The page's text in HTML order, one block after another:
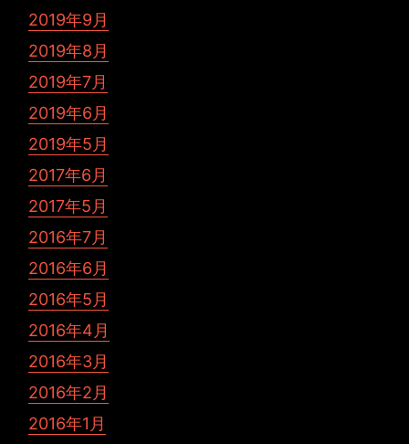
2019年9月
2019年8月
2019年7月
2019年6月
2019年5月
2017年6月
2017年5月
2016年7月
2016年6月
2016年5月
2016年4月
2016年3月
2016年2月
2016年1月